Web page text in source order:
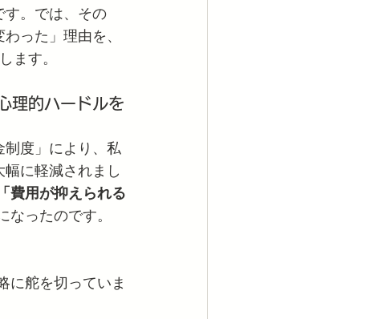
す。では、その
った」理由を、
ます。
理的ハードルを
制度」により、私
に軽減されまし
「費用が抑えられる
なったのです。
に舵を切っていま